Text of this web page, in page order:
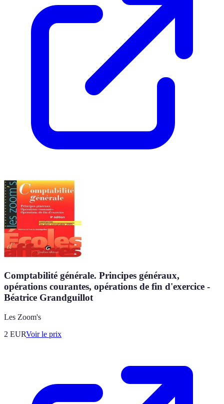
Comptabilité générale. Principes généraux,
opérations courantes, opérations de fin d'exercice -
Béatrice Grandguillot
Les Zoom's
2 EURVoir le prix